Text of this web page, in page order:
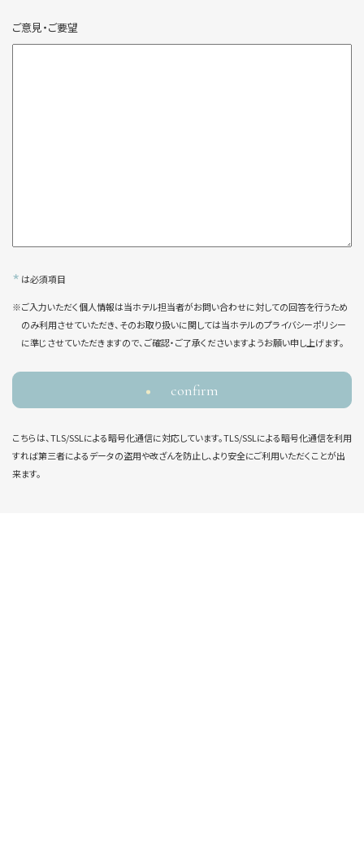
ご意見・ご要望
* は必須項目
※ご入力いただく個人情報は当ホテル担当者がお問い合わせに対しての回答を行うため
のみ利用させていただき、そのお取り扱いに関しては当ホテルのプライバシーポリシー
に準じさせていただきますので、ご確認・ご了承くださいますようお願い申し上げます。
confirm
こちらは、TLS/SSLによる暗号化通信に対応しています。TLS/SSLによる暗号化通信を利用
すれば第三者によるデータの盗用や改ざんを防止し、より安全にご利用いただくことが出
来ます。
ウエディングレポート